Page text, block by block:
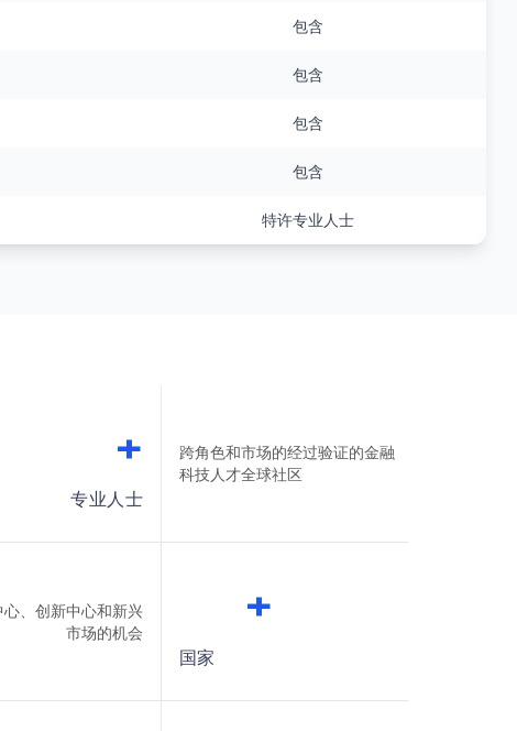
包含
包含
包含
包含
特许专业人士
00
+
专业人士
跨角色和市场的经过验证的金融
科技人才全球社区
1 0
+
国家
心、创新中心和新兴
市场的机会